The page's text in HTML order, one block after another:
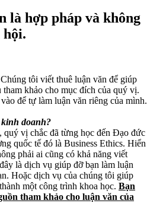
là hợp pháp và không
hội.
tôi viết thuê luận văn để giúp
khảo cho mục đích của quý vị.
để tự làm luận văn riêng của mình.
doanh?
quý vị chắc đã từng học đến Đạo đức
quốc tế đó là Business Ethics. Hiển
phải ai cũng có khả năng viết
là dịch vụ giúp đỡ bạn làm luận
Hoặc dịch vụ của chúng tôi giúp
một công trình khoa học. Bạn
tham khảo cho luận văn của